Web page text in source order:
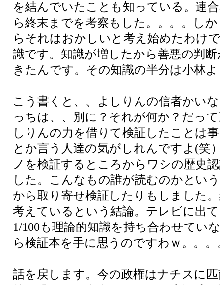
を結んでいたことも知っている。連
ら終末までを考察もした。。。。し
らそれはおかしいと考え始めたわけ
識です。知識が増したから善悪の判
きたんです。その知識の半分は小林
こう書くと、、よしりんの信者かい
っちは、、別に？それが何か？だっ
しりんの力を借りて検証したことは
とか言う人達の気がしれんですよ(笑
ノを検証するところからワシの歴史
した。こんなもの誰が読むのかとい
から取り寄せ検証したりもしました
考えているという結論。テレビに出
1/100も理論的知識を持ち合わせてい
ら検証本を手に思うのですわｗ。。。
話を戻します。今の政権はナチスに